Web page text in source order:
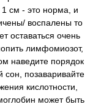
см - это норма, и
воспалены то
оставаться очень
лимфомиозот,
наведите порядок
сон, позаваривайте
кислотности,
может быть